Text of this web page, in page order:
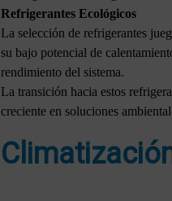
Refrigerantes Ecológicos
La selección de refrigerantes
su bajo potencial de
rendimiento del sistema.
La transición hacia estos
creciente en soluciones